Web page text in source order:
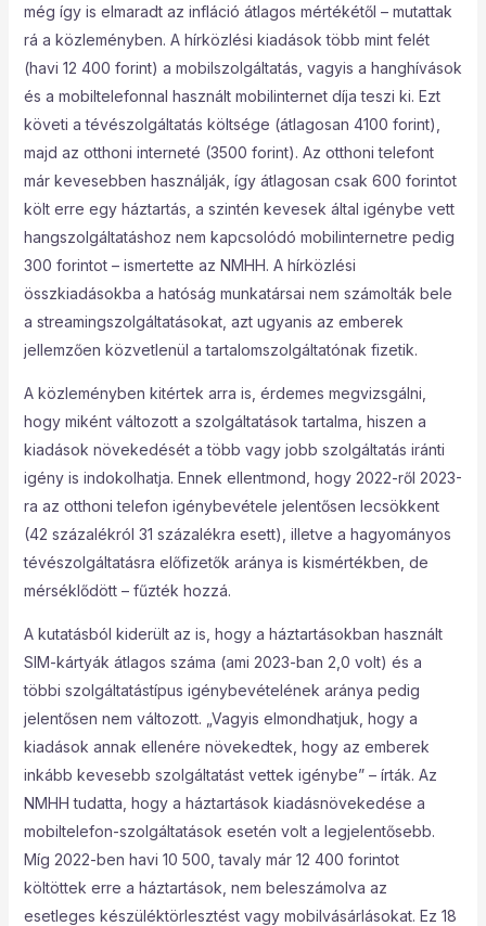
még így is elmaradt az infláció átlagos mértékétől – mutattak
rá a közleményben. A hírközlési kiadások több mint felét
(havi 12 400 forint) a mobilszolgáltatás, vagyis a hanghívások
és a mobiltelefonnal használt mobilinternet díja teszi ki. Ezt
követi a tévészolgáltatás költsége (átlagosan 4100 forint),
majd az otthoni interneté (3500 forint). Az otthoni telefont
már kevesebben használják, így átlagosan csak 600 forintot
költ erre egy háztartás, a szintén kevesek által igénybe vett
hangszolgáltatáshoz nem kapcsolódó mobilinternetre pedig
300 forintot – ismertette az NMHH. A hírközlési
összkiadásokba a hatóság munkatársai nem számolták bele
a streamingszolgáltatásokat, azt ugyanis az emberek
jellemzően közvetlenül a tartalomszolgáltatónak fizetik.
A közleményben kitértek arra is, érdemes megvizsgálni,
hogy miként változott a szolgáltatások tartalma, hiszen a
kiadások növekedését a több vagy jobb szolgáltatás iránti
igény is indokolhatja. Ennek ellentmond, hogy 2022-ről 2023-
ra az otthoni telefon igénybevétele jelentősen lecsökkent
(42 százalékról 31 százalékra esett), illetve a hagyományos
tévészolgáltatásra előfizetők aránya is kismértékben, de
mérséklődött – fűzték hozzá.
A kutatásból kiderült az is, hogy a háztartásokban használt
SIM-kártyák átlagos száma (ami 2023-ban 2,0 volt) és a
többi szolgáltatástípus igénybevételének aránya pedig
jelentősen nem változott. „Vagyis elmondhatjuk, hogy a
kiadások annak ellenére növekedtek, hogy az emberek
inkább kevesebb szolgáltatást vettek igénybe” – írták. Az
NMHH tudatta, hogy a háztartások kiadásnövekedése a
mobiltelefon-szolgáltatások esetén volt a legjelentősebb.
Míg 2022-ben havi 10 500, tavaly már 12 400 forintot
költöttek erre a háztartások, nem beleszámolva az
esetleges készüléktörlesztést vagy mobilvásárlásokat. Ez 18